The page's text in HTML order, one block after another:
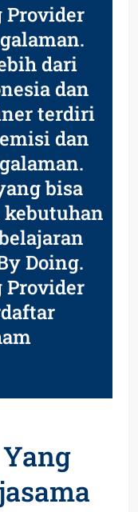
Provider
dari
dan
terdiri
dan
bisa
Doing.
Provider